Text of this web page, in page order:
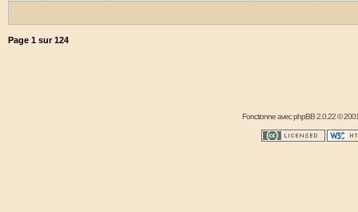
Page 1 sur124
Fonctionne avecphpBB2.0.22 ©